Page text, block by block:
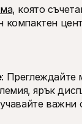
, която
компактен
: Преглеждайте
ярък
важни